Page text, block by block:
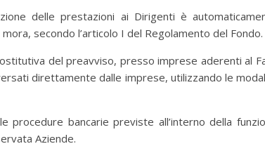
delle prestazioni ai Dirigenti è
secondo l’articolo I del Regolamento del Fondo.
del preavviso, presso imprese aderenti al
direttamente dalle imprese, utilizzando le
bancarie previste all’interno della
Aziende.